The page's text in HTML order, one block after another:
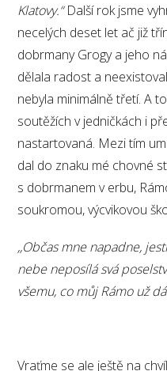
Klatovy.“Další rok jsme
necelých deset let ač již
dobrmany Grogy a jeho
dělala radost a
nebyla minimálně třetí. A
soutěžích v jedničkách i
nastartovaná. Mezi tím
dal do znaku mé chovné
s dobrmanem v erbu,
soukromou, výcvikovou
,,Občas mne napadne,
nebe neposílá svá
všemu, co můj Rámo už
Vraťme se ale ještě na